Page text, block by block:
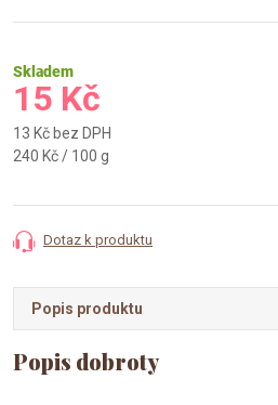
Skladem
15 Kč
13 Kč bez DPH
Měrná
240 Kč / 100 g
Dotaz k produktu
Popis produktu